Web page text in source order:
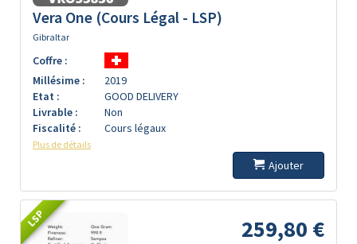
Vera One (Cours Légal - LSP)
Gibraltar
Coffre :
Millésime :
2019
Etat :
GOOD DELIVERY
Livrable :
Non
Fiscalité :
Cours légaux
Plus de détails
Ajouter
LSP 259,80 €